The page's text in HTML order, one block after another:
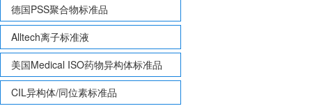
德国PSS聚合物标准品
Alltech离子标准液
美国Medical ISO药物异构体标准品
CIL异构体/同位素标准品